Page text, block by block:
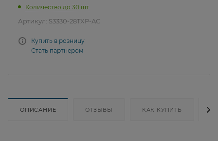
Количество до 30 шт.
Артикул: S3330-28TXP-AC
Купить в розницу
Стать партнером
ОПИСАНИЕ ОТЗЫВЫ КАК КУПИТЬ